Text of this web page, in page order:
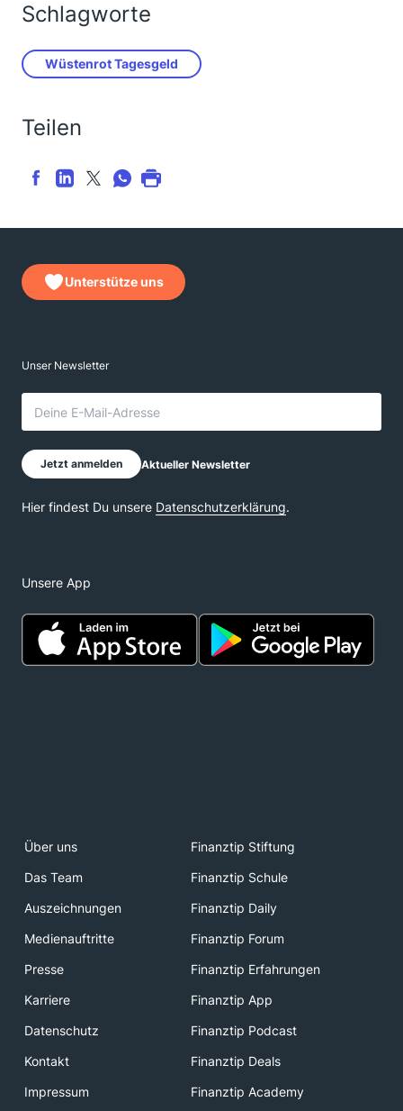
Schlagworte
Wüstenrot Tagesgeld
Teilen
Unterstütze uns
Unsere App
Über uns
Finanztip Stiftung
Das Team
Finanztip Schule
Auszeichnungen
Finanztip Daily
Medienauftritte
Finanztip Forum
Presse
Finanztip Erfahrungen
Karriere
Finanztip App
Datenschutz
Finanztip Podcast
Kontakt
Finanztip Deals
Impressum
Finanztip Academy